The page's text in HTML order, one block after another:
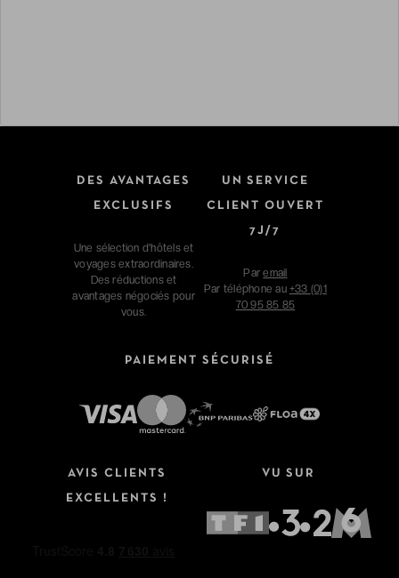
Affinez votre recherche
Type de séjour
DES AVANTAGES
EXCLUSIFS
Une sélection d'hôtels et
voyages extraordinaires.
Des réductions et
avantages négociés pour
vous.
UN SERVICE
CLIENT OUVERT
7J/7
Paremail
Par téléphone au +33 (0)1
70 95 85 85
PAIEMENT SÉCURISÉ
AVIS CLIENTS
EXCELLENTS !
VU SUR